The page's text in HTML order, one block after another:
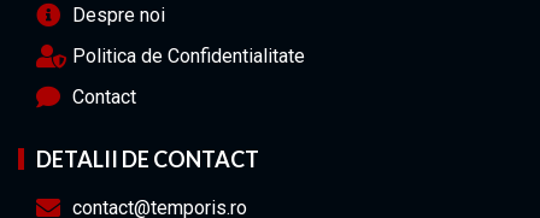
Despre noi
Politica de Confidentialitate
Contact
DETALII DE CONTACT
contact@temporis.ro